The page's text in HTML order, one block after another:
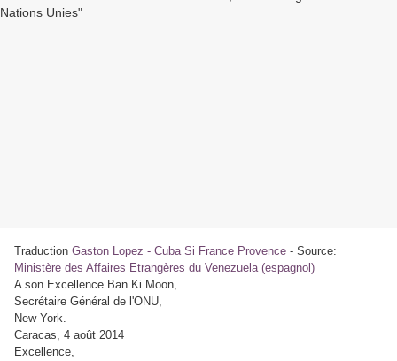
Traduction Gaston Lopez - Cuba Si France Provence - Source:
Ministère des Affaires Etrangères du Venezuela (espagnol)
A son Excellence Ban Ki Moon,
Secrétaire Général de l'ONU,
New York.
Caracas, 4 août 2014
Excellence,